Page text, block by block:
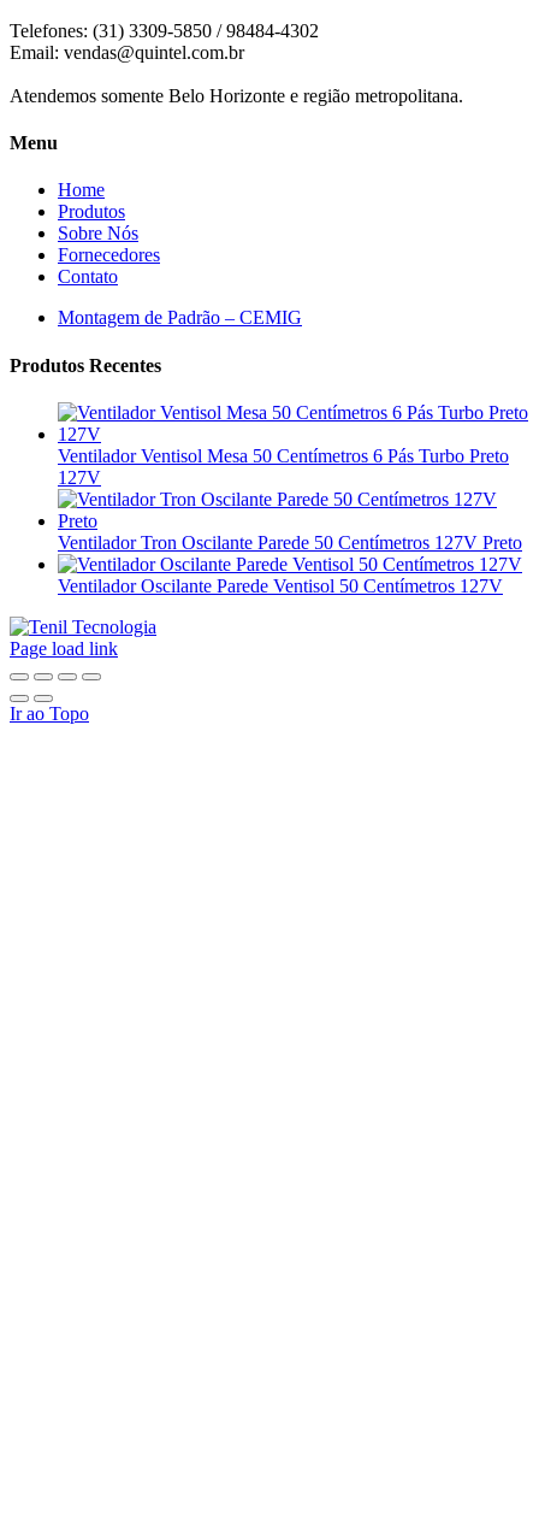
Telefones: (31) 3309-5850 / 98484-4302
Email: vendas@quintel.com.br
Atendemos somente Belo Horizonte e região metropolitana.
Menu
Home
Produtos
Sobre Nós
Fornecedores
Contato
Montagem de Padrão – CEMIG
Produtos Recentes
Ventilador Ventisol Mesa 50 Centímetros 6 Pás Turbo Preto
127V
Ventilador Tron Oscilante Parede 50 Centímetros 127V Preto
Ventilador Oscilante Parede Ventisol 50 Centímetros 127V
Page load link
Ir ao Topo